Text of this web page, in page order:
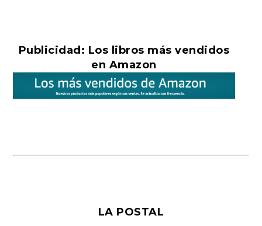
Publicidad: Los libros más vendidos
en Amazon
LA POSTAL